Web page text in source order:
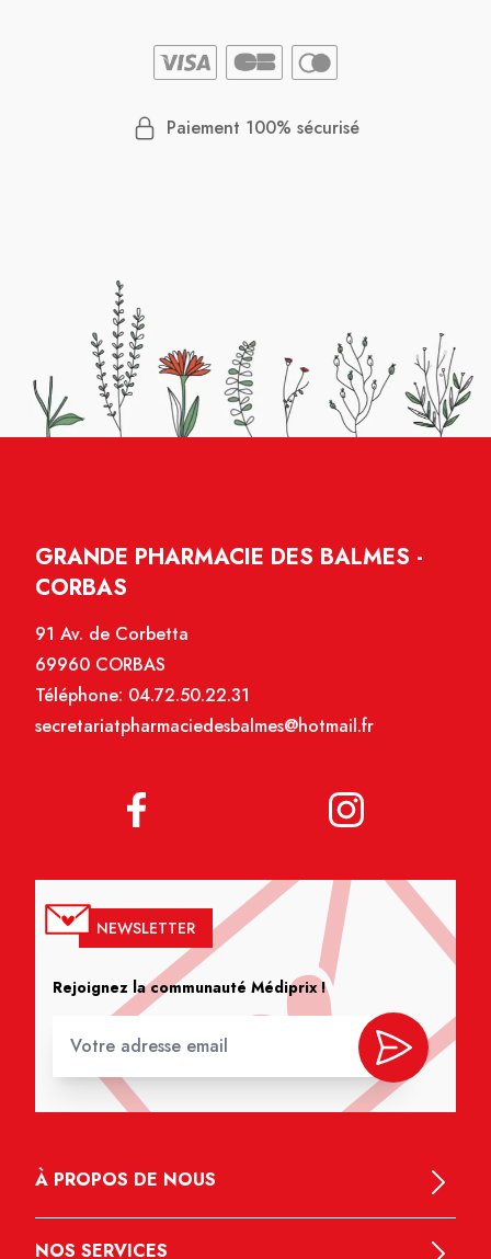
Paiement 100% sécurisé
GRANDE PHARMACIE DES BALMES -
CORBAS
91 Av. de Corbetta
69960 CORBAS
Téléphone: 04.72.50.22.31
secretariatpharmaciedesbalmes@hotmail.fr
NEWSLETTER
Rejoignez la communauté Médiprix !
À PROPOS DE NOUS
NOS SERVICES